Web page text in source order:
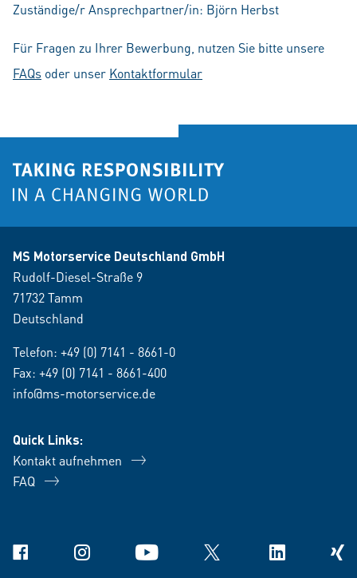
Zuständige/r Ansprechpartner/in: Björn Herbst
Für Fragen zu Ihrer Bewerbung, nutzen Sie bitte unsere
FAQs oder unser Kontaktformular
MS Motorservice Deutschland GmbH
Rudolf-Diesel-Straße 9
71732 Tamm
Deutschland
Telefon: +49 (0) 7141 - 8661-0
Fax: +49 (0) 7141 - 8661-400
info@ms-motorservice.de
Quick Links:
Kontakt aufnehmen
FAQ
Facebook Instagram YouTube X Linkedin Xing